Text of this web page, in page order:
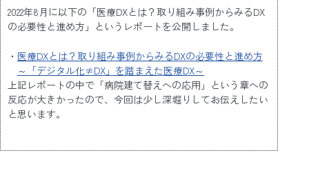
2022年8月に以下の「医療DXとは？取り組み事例からみるDX
の必要性と進め方」というレポートを公開しました。
医療DXとは？取り組み事例からみるDXの必要性と進め方
～「デジタル化≠DX」を踏まえた医療DX～
上記レポートの中で「病院建て替えへの応用」という章への
反応が大きかったので、今回は少し深堀りしてお伝えしたい
と思います。